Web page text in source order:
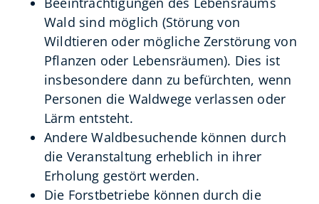
Wald sind möglich (Störung von
Wildtieren oder mögliche Zerstörung von
Pflanzen oder Lebensräumen). Dies ist
insbesondere dann zu befürchten, wenn
Personen die Waldwege verlassen oder
Lärm entsteht.
Andere Waldbesuchende können durch
die Veranstaltung erheblich in ihrer
Erholung gestört werden.
Die Forstbetriebe können durch die